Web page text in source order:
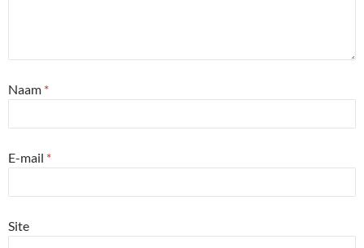
Naam *
E-mail *
Site